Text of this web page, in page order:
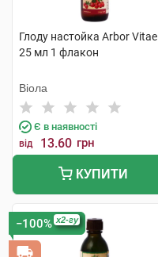
Глоду настойка Arbor Vitae
25 мл 1 флакон
Віола
Є в наявності
від 13.60 грн
КУПИТИ
−100% x2-гу